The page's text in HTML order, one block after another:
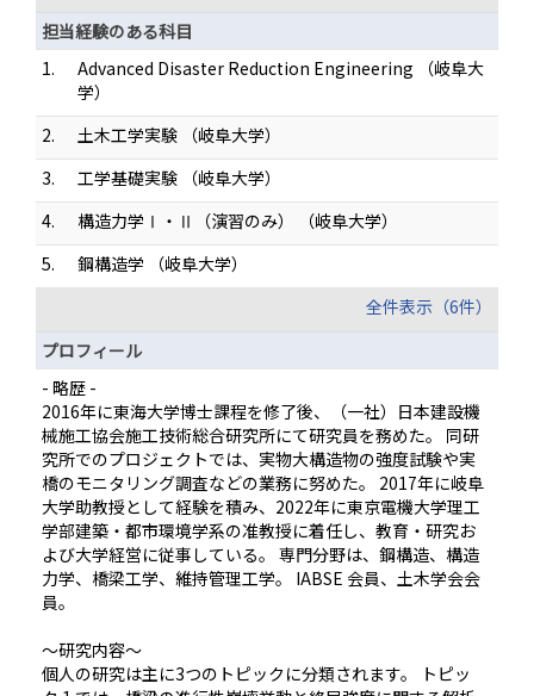
担当経験のある科目
1.
Advanced Disaster Reduction Engineering （岐阜大
学）
2.
土木工学実験 （岐阜大学）
3.
工学基礎実験 （岐阜大学）
4.
構造力学Ⅰ・Ⅱ（演習のみ） （岐阜大学）
5.
鋼構造学 （岐阜大学）
全件表示（6件）
プロフィール
- 略歴 -
2016年に東海大学博士課程を修了後、（一社）日本建設機
械施工協会施工技術総合研究所にて研究員を務めた。 同研
究所でのプロジェクトでは、実物大構造物の強度試験や実
橋のモニタリング調査などの業務に努めた。 2017年に岐阜
大学助教授として経験を積み、2022年に東京電機大学理工
学部建築・都市環境学系の准教授に着任し、教育・研究お
よび大学経営に従事している。 専門分野は、鋼構造、構造
力学、橋梁工学、維持管理工学。 IABSE 会員、土木学会会
員。
～研究内容～
個人の研究は主に3つのトピックに分類されます。 トピッ